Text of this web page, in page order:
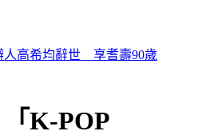
遭起訴 台中地院裁定繼續羈押
K-POP